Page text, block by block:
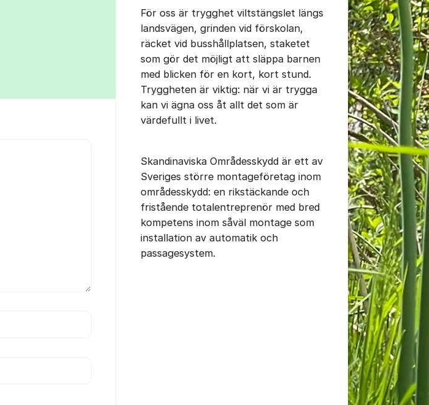
För oss är trygghet viltstängslet längs
landsvägen, grinden vid förskolan,
räcket vid busshållplatsen, staketet
som gör det möjligt att släppa barnen
med blicken för en kort, kort stund.
Tryggheten är viktig: när vi är trygga
kan vi ägna oss åt allt det som är
värdefullt i livet.
Skandinaviska Områdesskydd är ett av
Sveriges större montageföretag inom
områdesskydd: en rikstäckande och
fristående totalentreprenör med bred
kompetens inom såväl montage som
installation av automatik och
passagesystem.